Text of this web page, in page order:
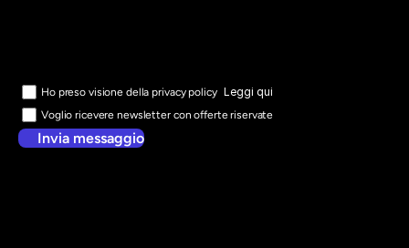
Ho preso visione della privacy policy Leggi qui
Voglio ricevere newsletter con offerte riservate
Invia messaggio